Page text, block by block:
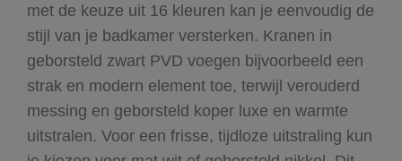
met de keuze uit 16 kleuren kan je eenvoudig de
stijl van je badkamer versterken. Kranen in
geborsteld zwart PVD voegen bijvoorbeeld een
strak en modern element toe, terwijl verouderd
messing en geborsteld koper luxe en warmte
uitstralen. Voor een frisse, tijdloze uitstraling kun